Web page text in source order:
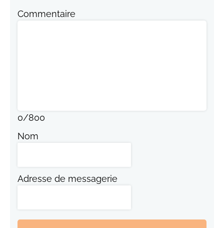
Commentaire
0/800
Nom
Adresse de messagerie